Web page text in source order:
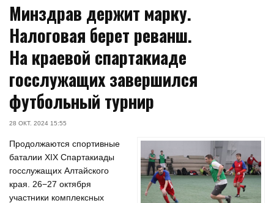
Минздрав держит марку.
Налоговая берет реванш.
На краевой спартакиаде
госслужащих завершился
футбольный турнир
28 ОКТ. 2024 15:55
Продолжаются спортивные
баталии XIX Cпартакиады
госслужащих Алтайского
края. 26−27 октября
участники комплексных